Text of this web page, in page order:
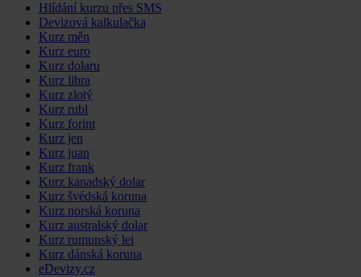
Hlídání kurzu přes SMS
Devizová kalkulačka
Kurz měn
Kurz euro
Kurz dolaru
Kurz libra
Kurz zlotý
Kurz rubl
Kurz forint
Kurz jen
Kurz juan
Kurz frank
Kurz kanadský dolar
Kurz švédská koruna
Kurz norská koruna
Kurz australský dolar
Kurz rumunský lei
Kurz dánská koruna
eDevizy.cz